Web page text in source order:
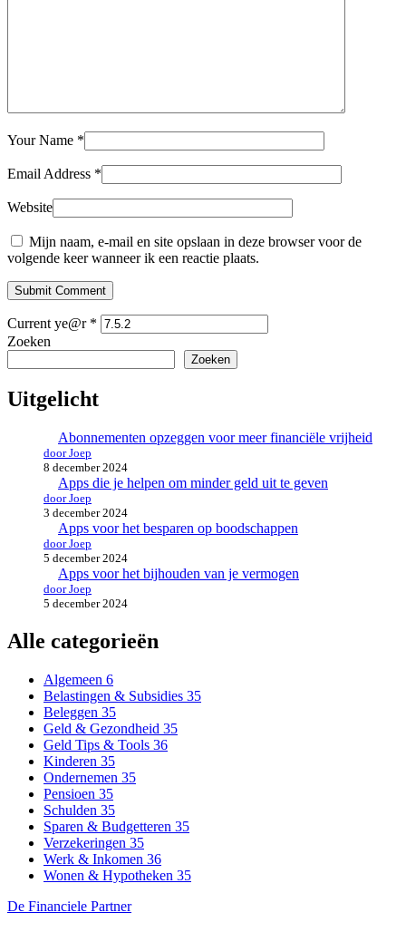
Your Name *
Email Address *
Website
Mijn naam, e-mail en site opslaan in deze browser voor de
volgende keer wanneer ik een reactie plaats.
Submit Comment
Current ye@r *
Zoeken
Zoeken
Uitgelicht
Abonnementen opzeggen voor meer financiële vrijheid
door Joep
8 december 2024
Apps die je helpen om minder geld uit te geven
door Joep
3 december 2024
Apps voor het besparen op boodschappen
door Joep
5 december 2024
Apps voor het bijhouden van je vermogen
door Joep
5 december 2024
Alle categorieën
Algemeen 6
Belastingen & Subsidies 35
Beleggen 35
Geld & Gezondheid 35
Geld Tips & Tools 36
Kinderen 35
Ondernemen 35
Pensioen 35
Schulden 35
Sparen & Budgetteren 35
Verzekeringen 35
Werk & Inkomen 36
Wonen & Hypotheken 35
De Financiele Partner